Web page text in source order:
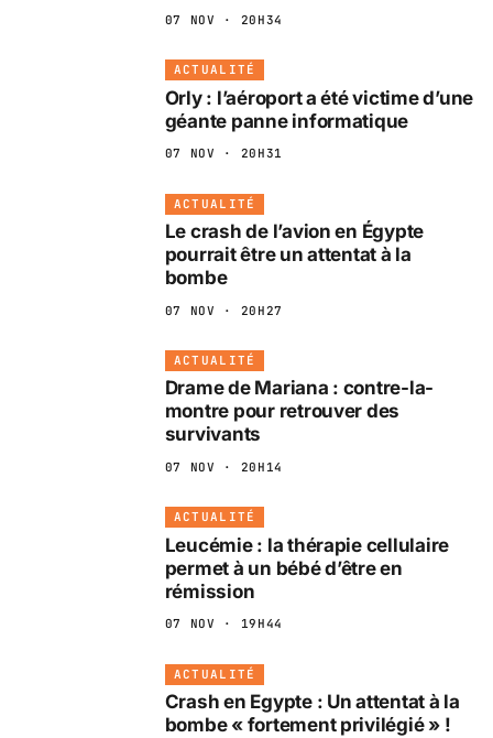
07 NOV · 20H34
ACTUALITÉ
Orly : l’aéroport a été victime d’une
géante panne informatique
07 NOV · 20H31
ACTUALITÉ
Le crash de l’avion en Égypte
pourrait être un attentat à la
bombe
07 NOV · 20H27
ACTUALITÉ
Drame de Mariana : contre-la-
montre pour retrouver des
survivants
07 NOV · 20H14
ACTUALITÉ
Leucémie : la thérapie cellulaire
permet à un bébé d’être en
rémission
07 NOV · 19H44
ACTUALITÉ
Crash en Egypte : Un attentat à la
bombe « fortement privilégié » !